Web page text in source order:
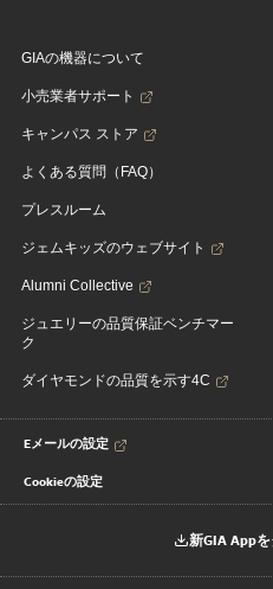
GIAの機器について
小売業者サポート
キャンパス ストア
よくある質問（FAQ）
プレスルーム
ジェムキッズのウェブサイト
Alumni Collective
ジュエリーの品質保証ベンチマー
ク
ダイヤモンドの品質を示す4C
Eメールの設定
Cookieの設定
新GIA App